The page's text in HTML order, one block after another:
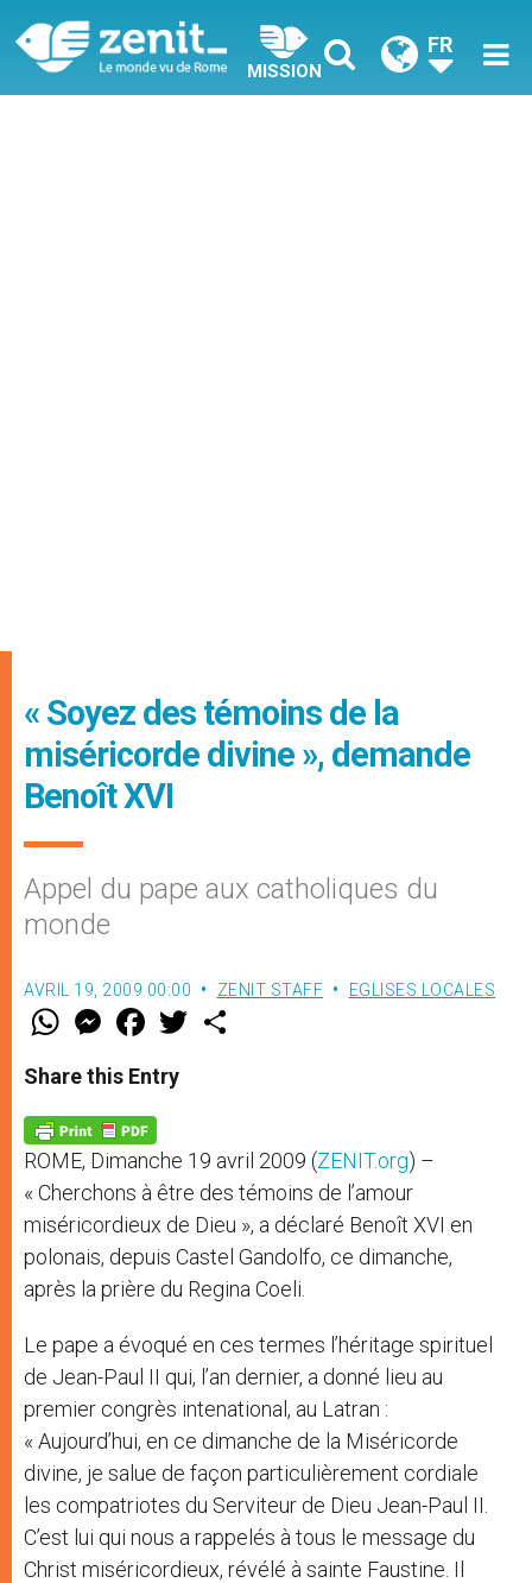
MISSION
FR
« Soyez des témoins de la
miséricorde divine », demande
Benoît XVI
Appel du pape aux catholiques du
monde
AVRIL 19, 2009 00:00 ZENIT STAFF EGLISES LOCALES
W
t
s
p
p
M
e
s
e
g
e
r
F
a
e
b
o
k
w
Share this Entry
ROME, Dimanche 19 avril 2009 (ZENIT.org) –
« Cherchons à être des témoins de l’amour
miséricordieux de Dieu », a déclaré Benoît XVI en
polonais, depuis Castel Gandolfo, ce dimanche,
après la prière du Regina Coeli.
Le pape a évoqué en ces termes l’héritage spirituel
de Jean-Paul II qui, l’an dernier, a donné lieu au
premier congrès intenational, au Latran :
« Aujourd’hui, en ce dimanche de la Miséricorde
divine, je salue de façon particulièrement cordiale
les compatriotes du Serviteur de Dieu Jean-Paul II.
C’est lui qui nous a rappelés à tous le message du
Christ miséricordieux, révélé à sainte Faustine. Il